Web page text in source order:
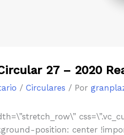
27 – 2020
/Circulares / Por
position: center